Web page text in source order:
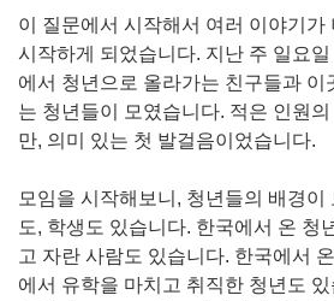
이 질문에서 시작해서 여러 이야기가
시작하게 되었습니다. 지난 주 일요
에서 청년으로 올라가는 친구들과 이
는 청년들이 모였습니다. 적은 인원의
만, 의미 있는 첫 발걸음이었습니다.
모임을 시작해보니, 청년들의 배경이
도, 학생도 있습니다. 한국에서 온 청
고 자란 사람도 있습니다. 한국에서
에서 유학을 마치고 취직한 청년도